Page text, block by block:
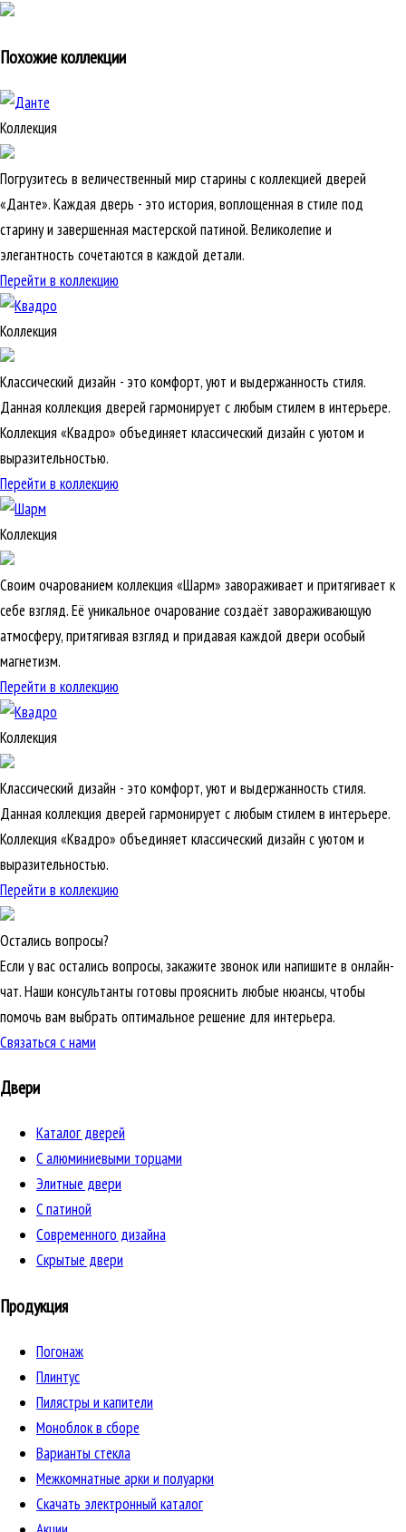
Похожие коллекции
Коллекция
Погрузитесь в величественный мир старины с коллекцией дверей
«Данте». Каждая дверь - это история, воплощенная в стиле под
старину и завершенная мастерской патиной. Великолепие и
элегантность сочетаются в каждой детали.
Перейти в коллекцию
Коллекция
Классический дизайн - это комфорт, уют и выдержанность стиля.
Данная коллекция дверей гармонирует с любым стилем в интерьере.
Коллекция «Квадро» объединяет классический дизайн с уютом и
выразительностью.
Перейти в коллекцию
Коллекция
Своим очарованием коллекция «Шарм» завораживает и притягивает к
себе взгляд. Её уникальное очарование создаёт завораживающую
атмосферу, притягивая взгляд и придавая каждой двери особый
магнетизм.
Перейти в коллекцию
Коллекция
Классический дизайн - это комфорт, уют и выдержанность стиля.
Данная коллекция дверей гармонирует с любым стилем в интерьере.
Коллекция «Квадро» объединяет классический дизайн с уютом и
выразительностью.
Перейти в коллекцию
Остались вопросы?
Если у вас остались вопросы, закажите звонок или напишите в онлайн-
чат. Наши консультанты готовы прояснить любые нюансы, чтобы
помочь вам выбрать оптимальное решение для интерьера.
Связаться с нами
Двери
Каталог дверей
C алюминиевыми торцами
Элитные двери
C патиной
Cовременного дизайна
Скрытые двери
Продукция
Погонаж
Плинтус
Пилястры и капители
Моноблок в сборе
Варианты стекла
Межкомнатные арки и полуарки
Скачать электронный каталог